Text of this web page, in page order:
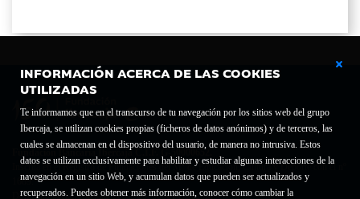
INFORMACIÓN ACERCA DE LAS COOKIES
UTILIZADAS
Te informamos que en el transcurso de tu navegación por los sitios web del grupo
Ibercaja, se utilizan cookies propias (ficheros de datos anónimos) y de terceros, las
cuales se almacenan en el dispositivo del usuario, de manera no intrusiva. Estos
datos se utilizan exclusivamente para habilitar y estudiar algunas interacciones de la
navegación en un sitio Web, y acumulan datos que pueden ser actualizados y
recuperados. Puedes obtener más información, conocer cómo cambiar la
Fundación Bancaria Ibercaja C.I.F. G-50000652.
Inscrita en el Registro de Fundaciones del Mº de Educación, Cultura y Deporte con el nº
1689.
Domicilio social: Joaquín Costa, 13. 50001 Zaragoza.